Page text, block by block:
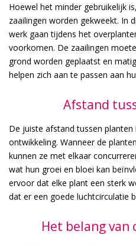
Hoewel het minder gebruikelijk
zaailingen worden gekweekt. In
werk gaan tijdens het
voorkomen. De zaailingen
grond worden geplaatst en
helpen zich aan te passen aan
Afstand
De juiste afstand tussen
ontwikkeling. Wanneer de
kunnen ze met elkaar
wat hun groei en bloei kan
ervoor dat elke plant een sterk
dat er een goede luchtcirculatie
Het belang